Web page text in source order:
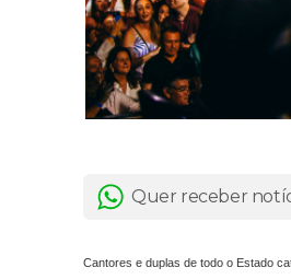
Quer receber
Cantores e duplas de todo o Estado